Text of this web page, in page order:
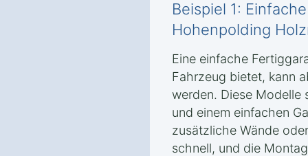
Beispiel 1:
Hohenpolding
Eine einfache
Fahrzeug bietet, kann
werden. Diese Modelle
und einem einfachen
zusätzliche Wände
schnell, und die